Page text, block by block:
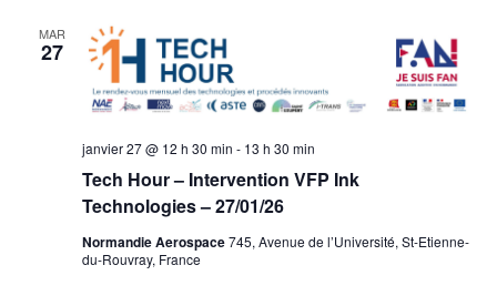
MAR
27
Tech Hour – Intervention VFP Ink
Technologies – 27/01/26
janvier 27 @ 12 h 30 min - 13 h 30 min
Normandie Aerospace745, Avenue de l’Université, St-Etienne-
du-Rouvray, France